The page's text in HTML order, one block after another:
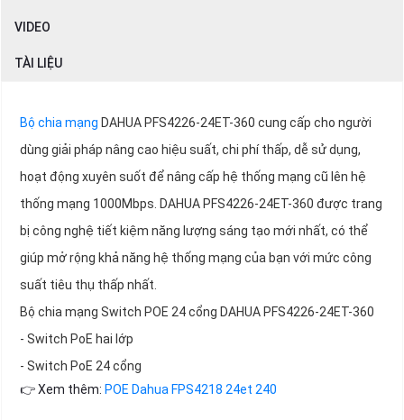
VIDEO
TÀI LIỆU
Bộ chia mạng DAHUA PFS4226-24ET-360 cung cấp cho người
dùng giải pháp nâng cao hiệu suất, chi phí thấp, dễ sử dụng,
hoạt động xuyên suốt để nâng cấp hệ thống mạng cũ lên hệ
thống mạng 1000Mbps. DAHUA PFS4226-24ET-360 được trang
bị công nghệ tiết kiệm năng lượng sáng tạo mới nhất, có thể
giúp mở rộng khả năng hệ thống mạng của bạn với mức công
suất tiêu thụ thấp nhất.
Bộ chia mạng Switch POE 24 cổng DAHUA PFS4226-24ET-360
- Switch PoE hai lớp
- Switch PoE 24 cổng
👉 Xem thêm: POE Dahua FPS4218 24et 240